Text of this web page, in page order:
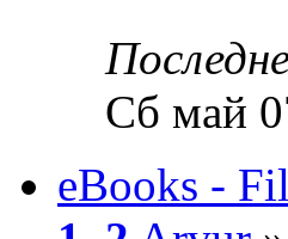
Сб май
eBooks -